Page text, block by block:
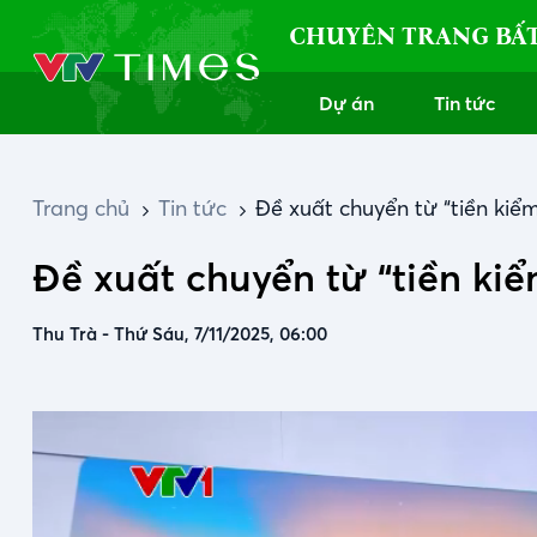
CHUYÊN TRANG
Dự án Tin tức
Trang chủ Tin tức Đề xuất chuyển từ “tiền
Đề xuất chuyển từ “tiền
Thu Trà - Thứ Sáu, 7/11/2025, 06:00